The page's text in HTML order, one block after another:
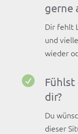
gerne
Dir fehlt
und
wieder

dir?
Du
dieser